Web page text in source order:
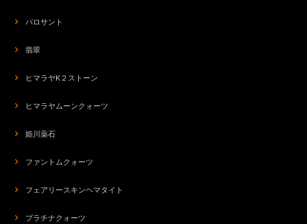
パロサント
翡翠
ヒマラヤK２ストーン
ヒマラヤムーンクォーツ
姫川薬石
ファントムクォーツ
フェアリースキンヘマタイト
プラチナクォーツ